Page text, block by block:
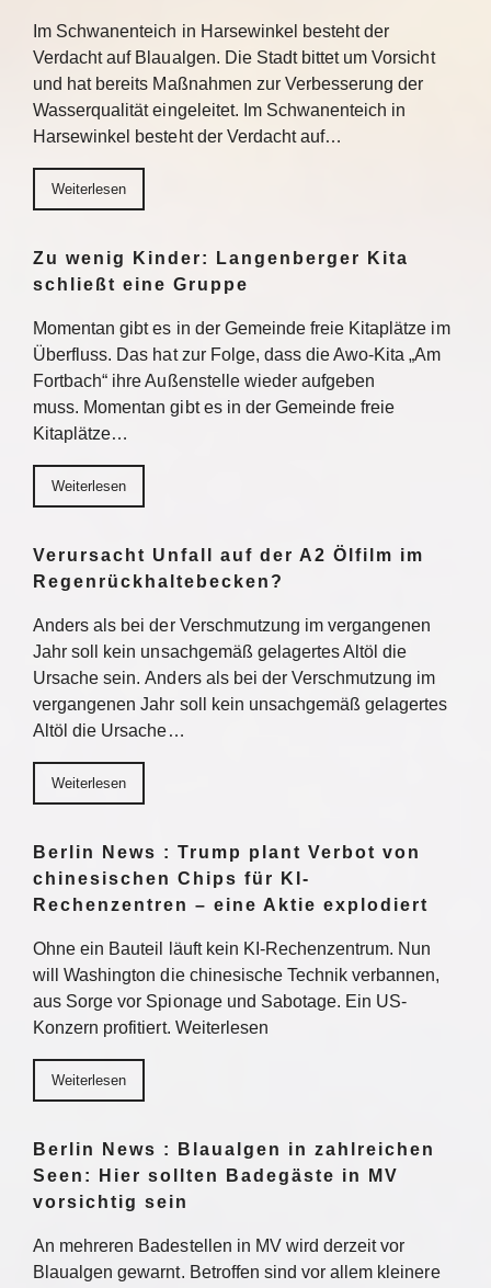
Im Schwanenteich in Harsewinkel besteht der
Verdacht auf Blaualgen. Die Stadt bittet um Vorsicht
und hat bereits Maßnahmen zur Verbesserung der
Wasserqualität eingeleitet. Im Schwanenteich in
Harsewinkel besteht der Verdacht auf…
Weiterlesen
Zu wenig Kinder: Langenberger Kita
schließt eine Gruppe
Momentan gibt es in der Gemeinde freie Kitaplätze im
Überfluss. Das hat zur Folge, dass die Awo-Kita „Am
Fortbach“ ihre Außenstelle wieder aufgeben
muss. Momentan gibt es in der Gemeinde freie
Kitaplätze…
Weiterlesen
Verursacht Unfall auf der A2 Ölfilm im
Regenrückhaltebecken?
Anders als bei der Verschmutzung im vergangenen
Jahr soll kein unsachgemäß gelagertes Altöl die
Ursache sein. Anders als bei der Verschmutzung im
vergangenen Jahr soll kein unsachgemäß gelagertes
Altöl die Ursache…
Weiterlesen
Berlin News : Trump plant Verbot von
chinesischen Chips für KI-
Rechenzentren – eine Aktie explodiert
Ohne ein Bauteil läuft kein KI-Rechenzentrum. Nun
will Washington die chinesische Technik verbannen,
aus Sorge vor Spionage und Sabotage. Ein US-
Konzern profitiert. Weiterlesen
Weiterlesen
Berlin News : Blaualgen in zahlreichen
Seen: Hier sollten Badegäste in MV
vorsichtig sein
An mehreren Badestellen in MV wird derzeit vor
Blaualgen gewarnt. Betroffen sind vor allem kleinere